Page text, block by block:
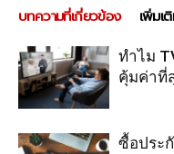
บทความที่เกี่ยวข้อง เพิ่มเ
ทำไม
คุ้มค่าที่
ซื้อประ